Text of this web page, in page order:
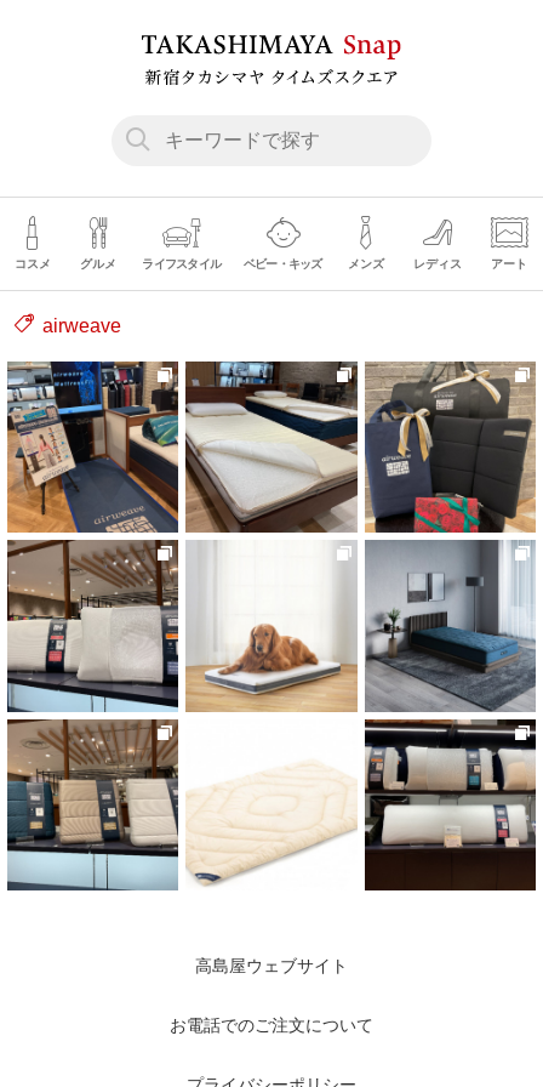
コスメ グルメ ライフスタイル ベビー・キッズ メンズ レディス アート
airweave
高島屋ウェブサイト
お電話でのご注文について